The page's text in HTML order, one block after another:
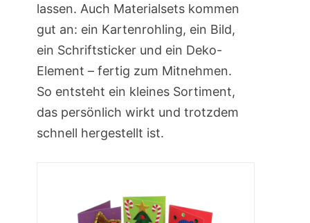
lassen. Auch Materialsets kommen
gut an: ein Kartenrohling, ein Bild,
ein Schriftsticker und ein Deko-
Element – fertig zum Mitnehmen.
So entsteht ein kleines Sortiment,
das persönlich wirkt und trotzdem
schnell hergestellt ist.